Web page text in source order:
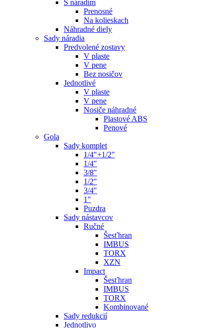
S náradím
Prenosné
Na kolieskach
Náhradné diely
Sady náradia
Predvolené zostavy
V plaste
V pene
Bez nosičov
Jednotlivé
V plaste
V pene
Nosiče náhradné
Plastové ABS
Penové
Gola
Sady komplet
1/4"+1/2"
1/4"
3/8"
1/2"
3/4"
1"
Puzdra
Sady nástavcov
Ručné
Šesťhran
IMBUS
TORX
XZN
Impact
Šesťhran
IMBUS
TORX
Kombinované
Sady redukcií
Jednotlivo